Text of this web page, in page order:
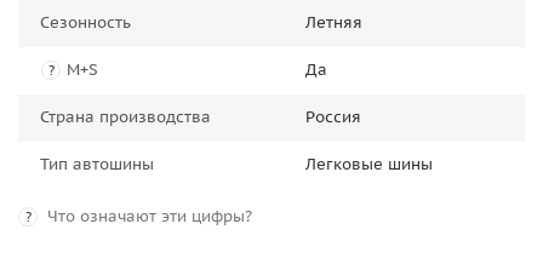
Сезонность Летняя
? M+S Да
Страна производства Россия
Тип автошины Легковые шины
? Что означают эти цифры?